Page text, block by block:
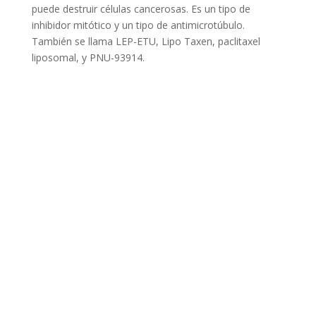
puede destruir células cancerosas. Es un tipo de
inhibidor mitótico y un tipo de antimicrotúbulo.
También se llama LEP-ETU, Lipo Taxen, paclitaxel
liposomal, y PNU-93914.